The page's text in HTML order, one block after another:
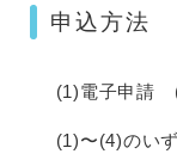
申込方法
(1)電子申請
(1)〜(4)のいず